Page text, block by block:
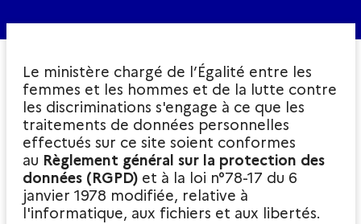
Le ministère chargé de l’Égalité entre les
femmes et les hommes et de la lutte contre
les discriminations s'engage à ce que les
traitements de données personnelles
effectués sur ce site soient conformes
au Règlement général sur la protection des
données (RGPD)et à la loi n°78-17 du 6
janvier 1978 modifiée, relative à
l'informatique, aux fichiers et aux libertés.